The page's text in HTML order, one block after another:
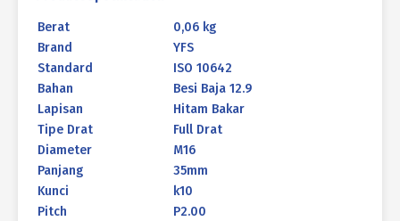
Berat
0,06 kg
Brand
YFS
Standard
ISO 10642
Bahan
Besi Baja 12.9
Lapisan
Hitam Bakar
Tipe Drat
Full Drat
Diameter
M16
Panjang
35mm
Kunci
k10
Pitch
P2.00